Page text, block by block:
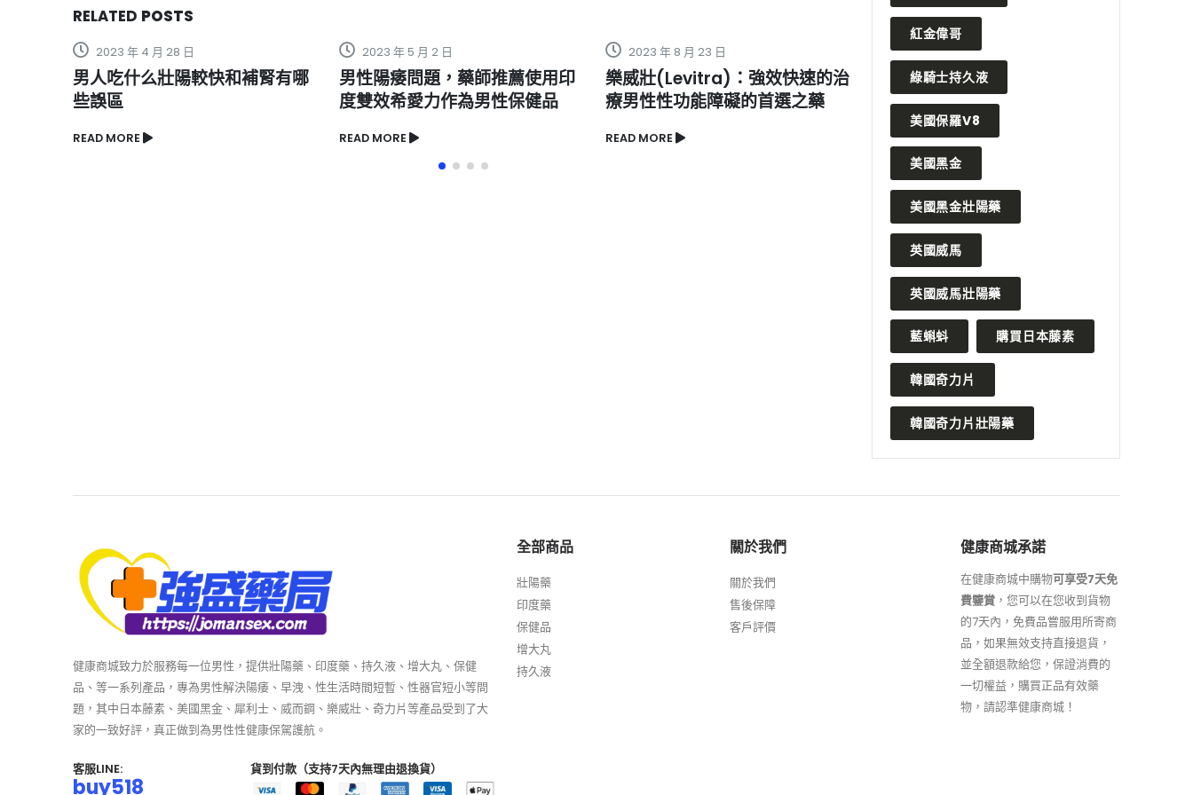
RELATED POSTS
2023 年 5 月 2 日
男性陽痿問題，藥師推薦使用印
度雙效希愛力作為男性保健品
READ MORE
2023 年 8 月 23 日
樂威壯(Levitra)：強效快速的治
療男性性功能障礙的首選之藥
READ MORE
2024 年 6 月 6 日
卡其丸長期使用效果如何？用戶
評價揭示真相
READ MORE
2023 年 4 月 17 日
德國黑螞蟻生精片的副作用及注
意事項，幫助你做出明智的決
策。
READ MORE
紅金偉哥
綠騎士持久液
美國保羅V8
美國黑金
美國黑金壯陽藥
英國威馬
英國威馬壯陽藥
藍蝌蚪 購買日本藤素
韓國奇力片
韓國奇力片壯陽藥
健康商城致力於服務每一位男性，提供壯陽藥、印度藥、持久液、增大丸、保健
品、等一系列產品，專為男性解決陽痿、早洩、性生活時間短暫、性器官短小等問
題，其中日本藤素、美國黑金、犀利士、威而鋼、樂威壯、奇力片等產品受到了大
家的一致好評，真正做到為男性性健康保駕護航。
客服LINE:
buy518
貨到付款（支持7天內無理由退換貨）
全部商品
壯陽藥
印度藥
保健品
增大丸
持久液
關於我們
關於我們
售後保障
客戶評價
健康商城承諾
在健康商城中購物可享受7天免
費鑒賞 ，您可以在您收到貨物
的7天內，免費品嘗服用所寄商
品，如果無效支持直接退貨，
並全額退款給您，保證消費的
一切權益，購買正品有效藥
物，請認準健康商城！